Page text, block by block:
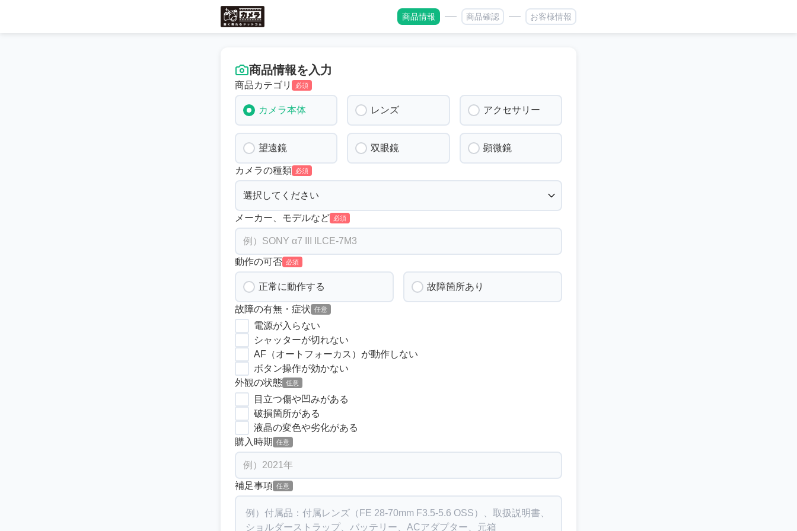
商品情報 商品確認 お客様情報
商品情報を入力
商品カテゴリ 必須
カメラ本体 レンズ アクセサリー
望遠鏡 双眼鏡 顕微鏡
カメラの種類 必須
メーカー、モデルなど 必須
動作の可否 必須
正常に動作する 故障箇所あり
故障の有無・症状 任意
電源が入らない
シャッターが切れない
AF（オートフォーカス）が動作しない
ボタン操作が効かない
外観の状態 任意
目立つ傷や凹みがある
破損箇所がある
液晶の変色や劣化がある
購入時期
任意
補足事項 任意